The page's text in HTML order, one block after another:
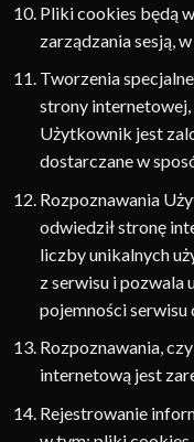
Pliki cookies będą
zarządzania sesją,
Tworzenia
strony internetowej,
Użytkownik jest
dostarczane w
Rozpoznawania
odwiedził stronę
liczby unikalnych
z serwisu i pozwala
pojemności
Rozpoznawania,
internetową jest
Rejestrowanie